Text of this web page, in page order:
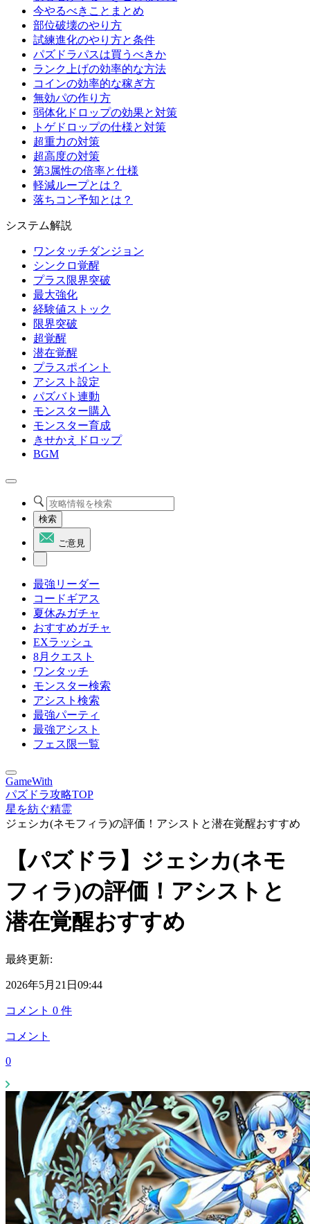
今やるべきことまとめ
部位破壊のやり方
試練進化のやり方と条件
パズドラパスは買うべきか
ランク上げの効率的な方法
コインの効率的な稼ぎ方
無効パの作り方
弱体化ドロップの効果と対策
トゲドロップの仕様と対策
超重力の対策
超高度の対策
第3属性の倍率と仕様
軽減ループとは？
落ちコン予知とは？
システム解説
ワンタッチダンジョン
シンクロ覚醒
プラス限界突破
最大強化
経験値ストック
限界突破
超覚醒
潜在覚醒
プラスポイント
アシスト設定
パズバト連動
モンスター購入
モンスター育成
きせかえドロップ
BGM
検索
ご意見
最強リーダー
コードギアス
夏休みガチャ
おすすめガチャ
EXラッシュ
8月クエスト
ワンタッチ
モンスター検索
アシスト検索
最強パーティ
最強アシスト
フェス限一覧
GameWith
パズドラ攻略TOP
星を紡ぐ精霊
ジェシカ(ネモフィラ)の評価！アシストと潜在覚醒おすすめ
【パズドラ】ジェシカ(ネモ
フィラ)の評価！アシストと
潜在覚醒おすすめ
最終更新:
2026年5月21日09:44
コメント 0 件
コメント
0